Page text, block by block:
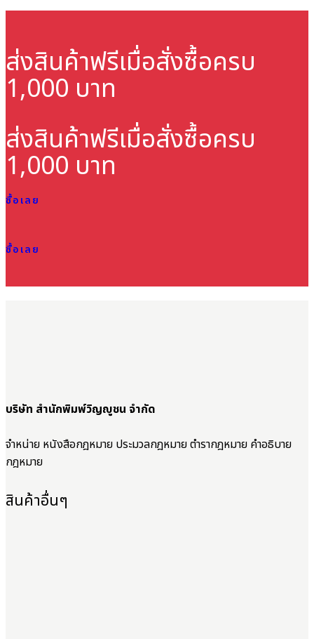
ส่งสินค้าฟรีเมื่อสั่งซื้อครบ
1,000 บาท
ส่งสินค้าฟรีเมื่อสั่งซื้อครบ
1,000 บาท
ซื้อเลย
ซื้อเลย
บริษัท สำนักพิมพ์วิญญูชน จำกัด
จำหน่าย หนังสือกฎหมาย ประมวลกฎหมาย ตำรากฎหมาย คำอธิบาย
กฎหมาย
สินค้าอื่นๆ